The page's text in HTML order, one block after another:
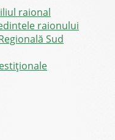
raional
raionului
Sud